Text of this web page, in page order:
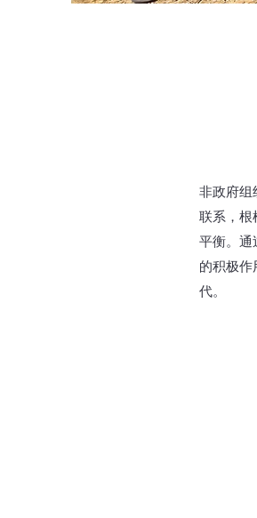
非政府组
联系，根
平衡。通
的积极
代。